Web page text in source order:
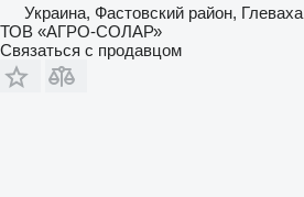
Украина, Фастовский район, Глеваха
ТОВ «АГРО-СОЛАР»
Связаться с продавцом